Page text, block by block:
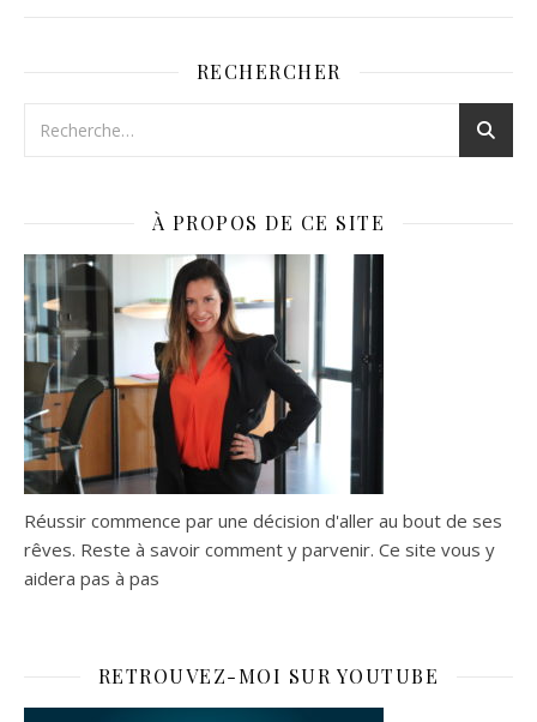
RECHERCHER
À PROPOS DE CE SITE
Réussir commence par une décision d'aller au bout de ses
rêves. Reste à savoir comment y parvenir. Ce site vous y
aidera pas à pas
RETROUVEZ-MOI SUR YOUTUBE